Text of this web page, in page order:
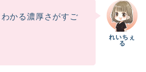
かる濃厚さがすご